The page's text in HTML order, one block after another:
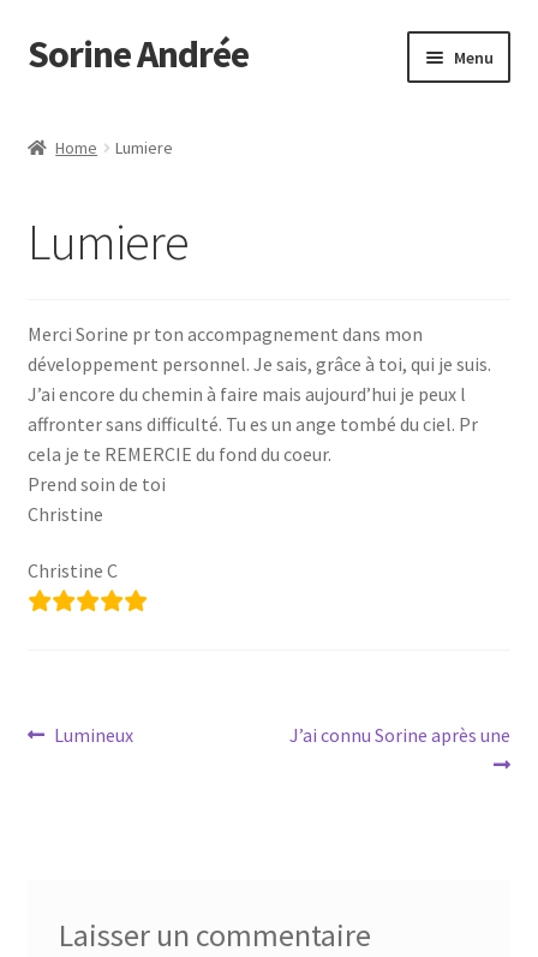
Aller
à
navigation
Aller
au
Sorine Andrée Menu
Panier
Témoignages
Validation de la commande
Votre Témoignage
Votre témoignage
Home Lumiere
Lumiere
Merci Sorine pr ton accompagnement dans mon
développement personnel. Je sais, grâce à toi, qui je suis.
J’ai encore du chemin à faire mais aujourd’hui je peux l
affronter sans difficulté. Tu es un ange tombé du ciel. Pr
cela je te REMERCIE du fond du coeur.
Prend soin de toi
Christine
Christine C
Navigation
Article
Lumineux
Article
J’ai connu Sorine après une
Laisser un commentaire